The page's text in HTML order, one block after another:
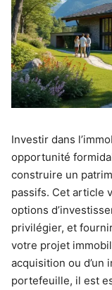
Investir dans
opportunité
construire un
passifs. Cet article
options
privilégier, et
votre projet
acquisition ou
portefeuille, il est